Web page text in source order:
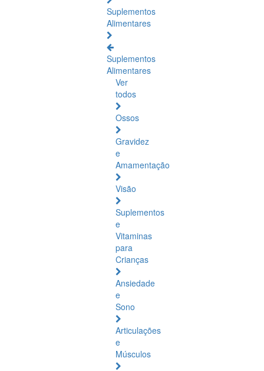
Suplementos
Alimentares
Suplementos
Alimentares
Ver
todos
Ossos
Gravidez
e
Amamentação
Visão
Suplementos
e
Vitaminas
para
Crianças
Ansiedade
e
Sono
Articulações
e
Músculos